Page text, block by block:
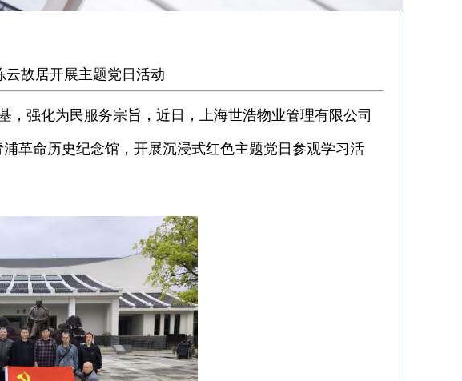
云故居开展主题党日活动
强化为民服务宗旨，近日，上海世浩物业管理有限公司
革命历史纪念馆，开展沉浸式红色主题党日参观学习活